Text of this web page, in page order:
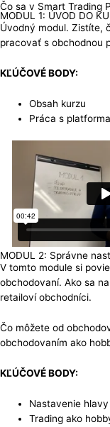
Čo sa v Smart Trading
MODUL 1: ÚVOD DO
Úvodný modul. Zistíte,
pracovať s obchodnou
KĽÚČOVÉ BODY:
Obsah kurzu
Práca s
MODUL 2: Správne
V tomto module si
obchodovaní. Ako sa
retailoví obchodníci.
Čo môžete od
obchodovaním ako
KĽÚČOVÉ BODY:
Nastavenie hlavy
Trading ako